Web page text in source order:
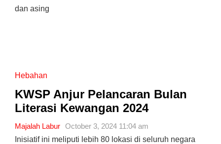
dan asing
Hebahan
KWSP Anjur Pelancaran Bulan
Literasi Kewangan 2024
Majalah Labur October 3, 2024 11:04 am
Inisiatif ini meliputi lebih 80 lokasi di seluruh negara